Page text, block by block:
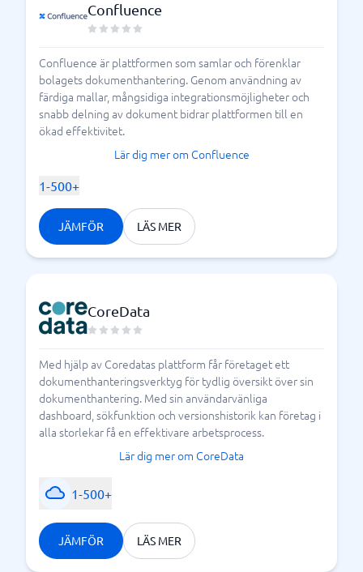
Confluence
Confluence är plattformen som samlar och förenklar
bolagets dokumenthantering. Genom användning av
färdiga mallar, mångsidiga integrationsmöjligheter och
snabb delning av dokument bidrar plattformen till en
ökad effektivitet.
Lär dig mer om Confluence
1-500+
JÄMFÖR LÄS MER
CoreData
Med hjälp av Coredatas plattform får företaget ett
dokumenthanteringsverktyg för tydlig översikt över sin
dokumenthantering. Med sin användarvänliga
dashboard, sökfunktion och versionshistorik kan företag i
alla storlekar få en effektivare arbetsprocess.
Lär dig mer om CoreData
1-500+
JÄMFÖR LÄS MER